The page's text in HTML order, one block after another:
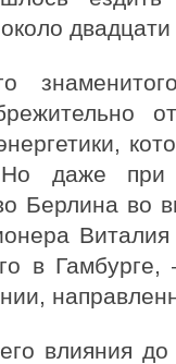
двадцати
даже при
Берлина во
в
влияния